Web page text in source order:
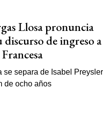
Llosa pronuncia
discurso de ingreso